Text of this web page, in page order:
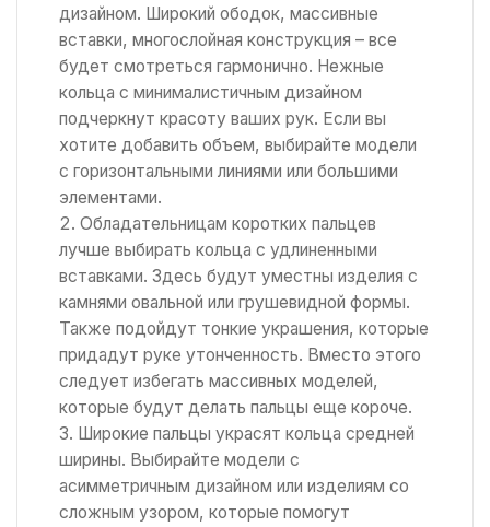
дизайном. Широкий ободок, массивные
вставки, многослойная конструкция – все
будет смотреться гармонично. Нежные
кольца с минималистичным дизайном
подчеркнут красоту ваших рук. Если вы
хотите добавить объем, выбирайте модели
с горизонтальными линиями или большими
элементами.
Обладательницам коротких пальцев
лучше выбирать кольца с удлиненными
вставками. Здесь будут уместны изделия с
камнями овальной или грушевидной формы.
Также подойдут тонкие украшения, которые
придадут руке утонченность. Вместо этого
следует избегать массивных моделей,
которые будут делать пальцы еще короче.
Широкие пальцы украсят кольца средней
ширины. Выбирайте модели с
асимметричным дизайном или изделиям со
сложным узором, которые помогут